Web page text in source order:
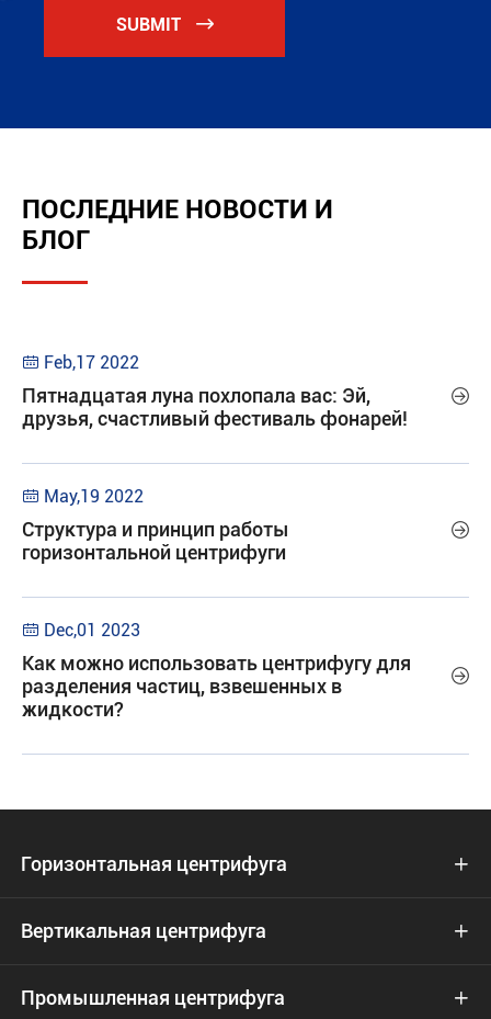
SUBMIT 
ПОСЛЕДНИЕ НОВОСТИ И
БЛОГ
 Feb,17 2022
Пятнадцатая луна похлопала вас: Эй,
друзья, счастливый фестиваль фонарей!

 May,19 2022
Структура и принцип работы
горизонтальной центрифуги

 Dec,01 2023
Как можно использовать центрифугу для
разделения частиц, взвешенных в
жидкости?

Горизонтальная центрифуга 
Вертикальная центрифуга 
Промышленная центрифуга 